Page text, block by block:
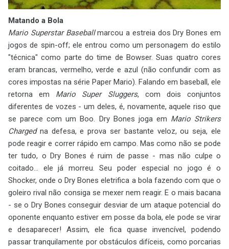
Matando a Bola
Mario Superstar Baseballmarcou a estreia dos Dry Bones em
jogos de spin-off; ele entrou como um personagem do estilo
"técnica" como parte do time de Bowser. Suas quatro cores
eram brancas, vermelho, verde e azul (não confundir com as
cores impostas na série Paper Mario). Falando em baseball, ele
retorna em Mario Super Sluggers, com dois conjuntos
diferentes de vozes - um deles, é, novamente, aquele riso que
se parece com um Boo. Dry Bones joga em Mario Strikers
Chargedna defesa, e prova ser bastante veloz, ou seja, ele
pode reagir e correr rápido em campo. Mas como não se pode
ter tudo, o Dry Bones é ruim de passe - mas não culpe o
coitado... ele já morreu. Seu poder especial no jogo é o
Shocker, onde o Dry Bones eletrifica a bola fazendo com que o
goleiro rival não consiga se mexer nem reagir. E o mais bacana
- se o Dry Bones conseguir desviar de um ataque potencial do
oponente enquanto estiver em posse da bola, ele pode se virar
e desaparecer! Assim, ele fica quase invencível, podendo
passar tranquilamente por obstáculos difíceis, como porcarias